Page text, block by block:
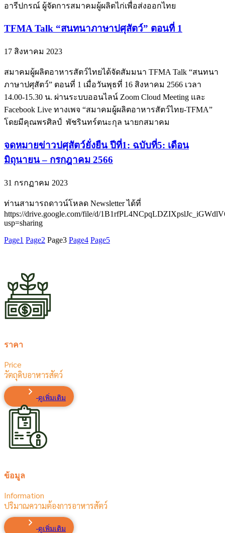
อารีปกรณ์ ผู้จัดการสมาคมผู้ผลิตไก่เพื่อส่งออกไทย
TFMA Talk “สนทนาภาษาปศุสัตว์” ตอนที่ 1
17 สิงหาคม 2023
สมาคมผู้ผลิตอาหารสัตว์ไทยได้จัดสัมมนา TFMA Talk “สนทนา
ภาษาปศุสัตว์” ตอนที่ 1 เมื่อวันพุธที่ 16 สิงหาคม 2566 เวลา
14.00-15.30 น. ผ่านระบบออนไลน์ Zoom Cloud Meeting และ
Facebook Live ทางเพจ “สมาคมผู้ผลิตอาหารสัตว์ไทย-TFMA”
โดยมีคุณพรศิลป์ พัชรินทร์ตนะกุล นายกสมาคม
จดหมายข่าวปศุสัตว์ยั่งยืน ปีที่1: ฉบับที่5: เดือน
มิถุนายน – กรกฎาคม 2566
31 กรกฏาคม 2023
ท่านสามารถดาวน์โหลด Newsletter ได้ที่
https://drive.google.com/file/d/
usp=sharing
Page1 Page2 Page3 Page4 Page5
ราคา
Price
วัตถุดิบอาหารสัตว์
ดูเพิ่มเติม
ข้อมูล
Information
ปริมาณความต้องการอาหารสัตว์
ดูเพิ่มเติม